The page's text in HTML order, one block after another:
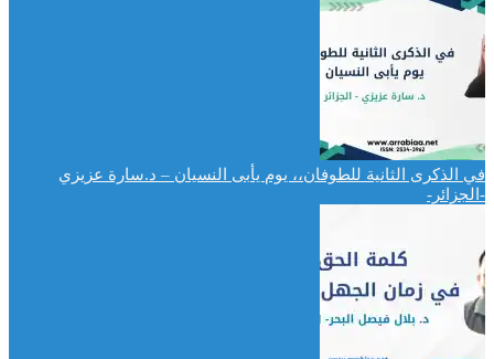
في الذكرى الثانية للطوفان،، يوم يأبى النسيان – د.سارة عزيزي
-الجزائر-